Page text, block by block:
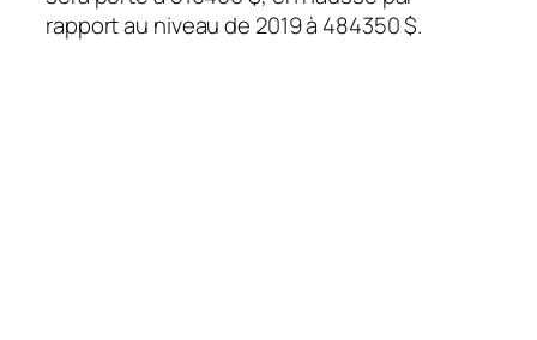
rapport au niveau de 2019 à 484350 $.